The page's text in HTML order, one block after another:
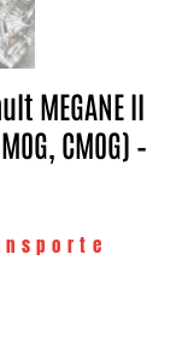
MEGANE II
CM0G) –